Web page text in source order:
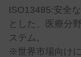
ISO13485:安全
とした、医療分
ステム。
※世界市場向け